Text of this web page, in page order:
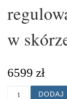
w
6599 zł
ilość Narożnik
DODAJ